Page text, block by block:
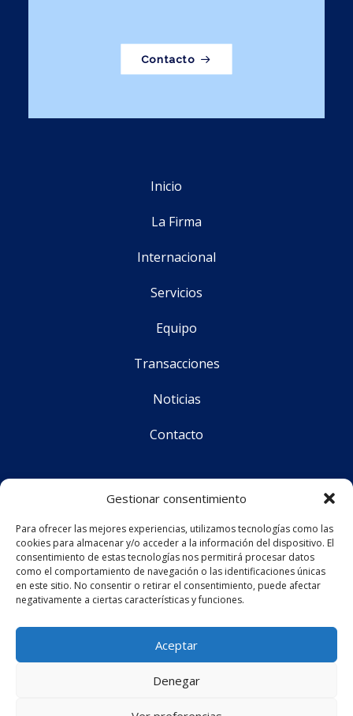
Gestionar consentimiento
Para ofrecer las mejores experiencias, utilizamos tecnologías como las
cookies para almacenar y/o acceder a la información del dispositivo. El
consentimiento de estas tecnologías nos permitirá procesar datos
como el comportamiento de navegación o las identificaciones únicas
en este sitio. No consentir o retirar el consentimiento, puede afectar
negativamente a ciertas características y funciones.
Aceptar
Denegar
Contacto
Inicio
La Firma
Internacional
Servicios
Equipo
Transacciones
Noticias
Contacto
CS Corporate Advisors © 2025
Aviso legal
Política de privacidad
Política de cookies (UE)